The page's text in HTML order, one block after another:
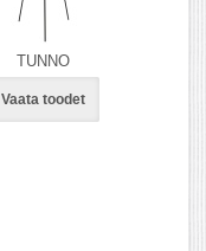
TUNNO
Vaata toodet